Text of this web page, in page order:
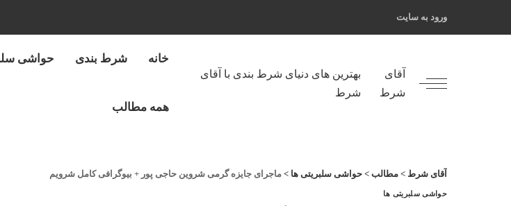
ورود به سایت
آقای
شرط
بهترین های دنیای شرط بندی با آقای
شرط
خانه شرط بندی حواشی
همه مطالب
آقای شرط > مطالب > حواشی سلبریتی ها > ماجرای جایزه گرمی شروین حاجی پور + بیوگرافی کامل شرویم
حواشی سلبریتی ها